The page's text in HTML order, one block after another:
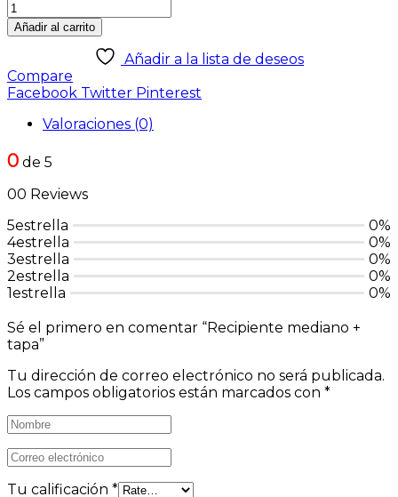
Añadir al carrito
Añadir a la lista de deseos
Compare
Facebook Twitter Pinterest
Valoraciones (0)
0 de 5
00 Reviews
5estrella
0%
4estrella
0%
3estrella
0%
2estrella
0%
1estrella
0%
Sé el primero en comentar “Recipiente mediano +
tapa”
Tu dirección de correo electrónico no será publicada.
Los campos obligatorios están marcados con *
Tu calificación *